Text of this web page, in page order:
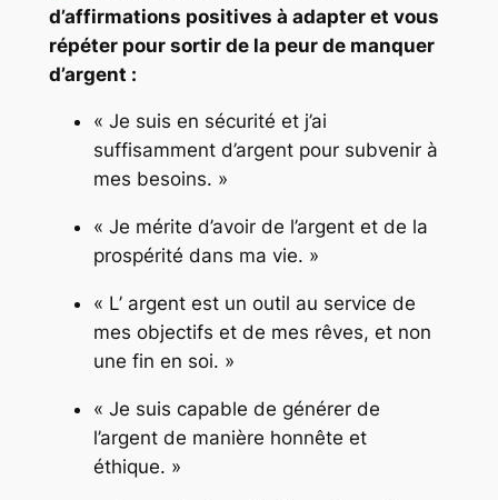
d’affirmations positives à adapter et vous
répéter pour sortir de la peur de manquer
d’argent :
« Je suis en sécurité et j’ai
suffisamment d’argent pour subvenir à
mes besoins. »
« Je mérite d’avoir de l’argent et de la
prospérité dans ma vie. »
« L’ argent est un outil au service de
mes objectifs et de mes rêves, et non
une fin en soi. »
« Je suis capable de générer de
l’argent de manière honnête et
éthique. »